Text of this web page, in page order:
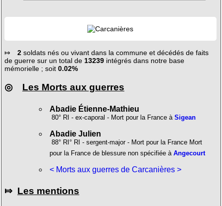
⤇ 2soldats nés ou vivant dans la commune et décédés de faits
de guerre sur un total de 13239intégrés dans notre base
mémorielle ; soit 0.02%
◎ Les Morts aux guerres
Abadie Étienne-Mathieu
80° RI - ex-caporal - Mort pour la France àSigean
Abadie Julien
88° RI° RI - sergent-major - Mort pour la France Mort
pour la France de blessure non spécifiée à Angecourt
< Morts aux guerres de Carcanières >
⤇ Les mentions